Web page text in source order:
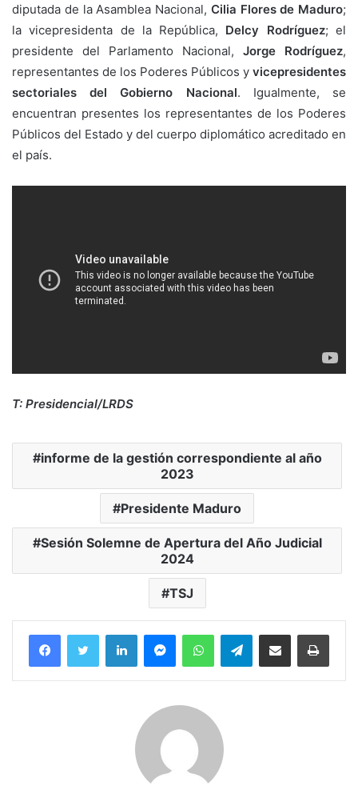
diputada de la Asamblea Nacional, Cilia Flores de Maduro;
la vicepresidenta de la República, Delcy Rodríguez; el
presidente del Parlamento Nacional, Jorge Rodríguez,
representantes de los Poderes Públicos y vicepresidentes
sectoriales del Gobierno Nacional. Igualmente, se
encuentran presentes los representantes de los Poderes
Públicos del Estado y del cuerpo diplomático acreditado en
el país.
T: Presidencial/LRDS
informe de la gestión correspondiente al año
2023
Presidente Maduro
Sesión Solemne de Apertura del Año Judicial
2024
TSJ
FacebookTwitter LinkedInMessengerWhatsAppTelegramCompartir por correo electrónico